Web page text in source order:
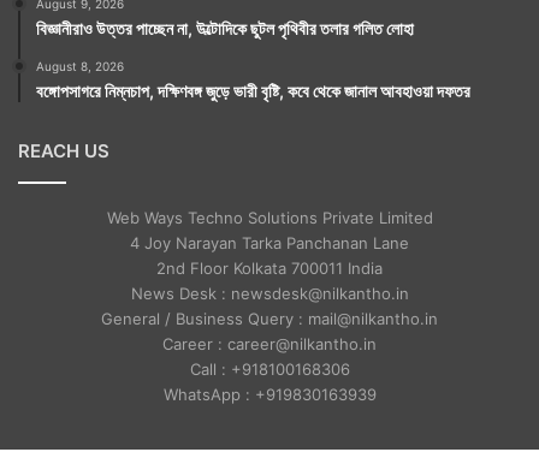
August 9, 2026
বিজ্ঞানীরাও উত্তর পাচ্ছেন না, উল্টোদিকে ছুটল পৃথিবীর তলার গলিত লোহা
August 8, 2026
বঙ্গোপসাগরে নিম্নচাপ, দক্ষিণবঙ্গ জুড়ে ভারী বৃষ্টি, কবে থেকে জানাল আবহাওয়া দফতর
REACH US
Web Ways Techno Solutions Private Limited
4 Joy Narayan Tarka Panchanan Lane
2nd Floor Kolkata 700011 India
News Desk : newsdesk@nilkantho.in
General / Business Query : mail@nilkantho.in
Career : career@nilkantho.in
Call : +918100168306
WhatsApp : +919830163939